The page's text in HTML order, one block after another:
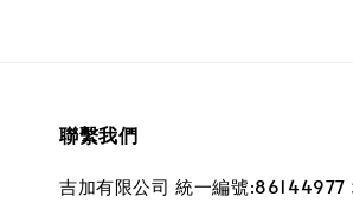
聯繫我們
吉加有限公司 統一編號:86144977